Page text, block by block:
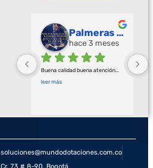
Palmeras Doradas
hace 3 meses
Buena calidad buena atención
leer más
soluciones@mundodotaciones.com.co
Cr. 73 # 8-90, Bogotá